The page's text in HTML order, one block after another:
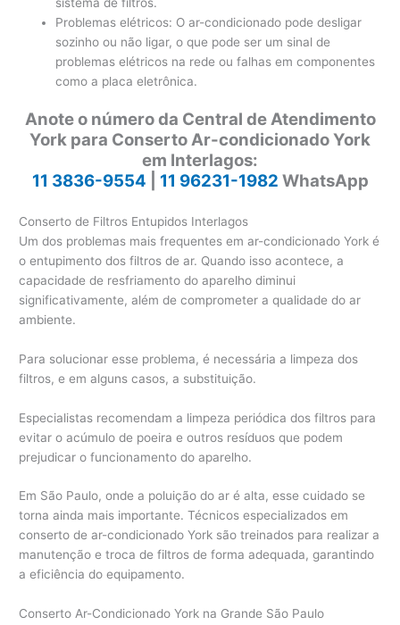
sistema de filtros.
Problemas elétricos: O ar-condicionado pode desligar
sozinho ou não ligar, o que pode ser um sinal de
problemas elétricos na rede ou falhas em componentes
como a placa eletrônica.
Anote o número da Central de Atendimento
York para Conserto Ar-condicionado York
em Interlagos:
11 3836-9554
11 96231-1982 WhatsApp
Conserto de Filtros Entupidos Interlagos
Um dos problemas mais frequentes em ar-condicionado York é
o entupimento dos filtros de ar. Quando isso acontece, a
capacidade de resfriamento do aparelho diminui
significativamente, além de comprometer a qualidade do ar
ambiente.
Para solucionar esse problema, é necessária a limpeza dos
filtros, e em alguns casos, a substituição.
Especialistas recomendam a limpeza periódica dos filtros para
evitar o acúmulo de poeira e outros resíduos que podem
prejudicar o funcionamento do aparelho.
Em São Paulo, onde a poluição do ar é alta, esse cuidado se
torna ainda mais importante. Técnicos especializados em
conserto de ar-condicionado York são treinados para realizar a
manutenção e troca de filtros de forma adequada, garantindo
a eficiência do equipamento.
Conserto Ar-Condicionado York na Grande São Paulo